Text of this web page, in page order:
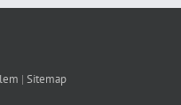
| Sitemap